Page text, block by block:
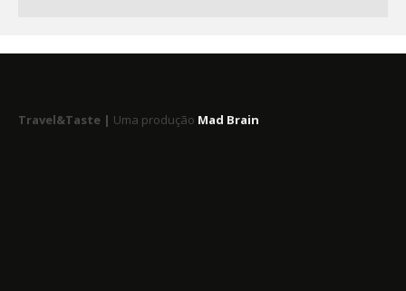
Travel&Taste | Uma produção Mad Brain